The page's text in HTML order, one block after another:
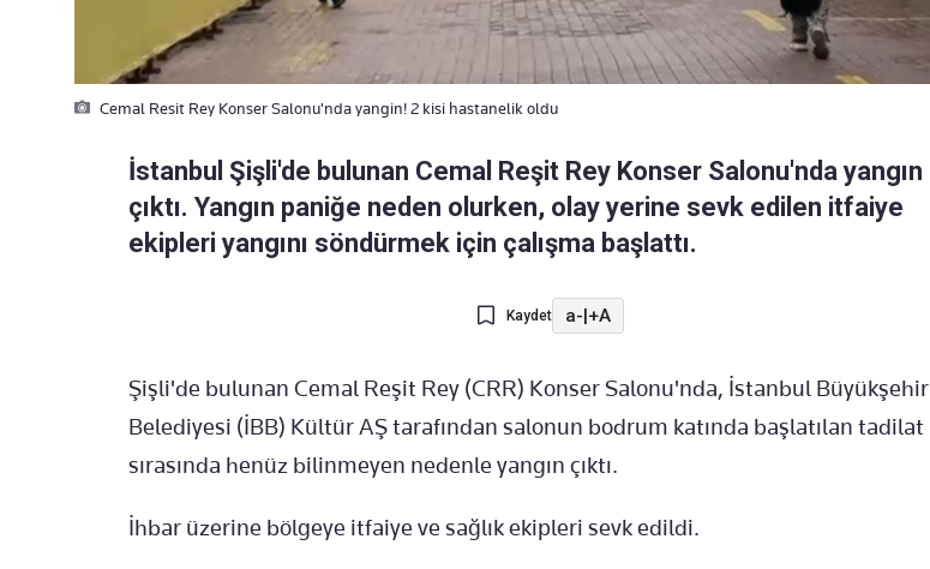
Cemal Resit Rey Konser Salonu'nda yangin! 2 kisi hastanelik oldu
İstanbul Şişli'de bulunan Cemal Reşit Rey Konser Salonu'nda yangın
çıktı. Yangın paniğe neden olurken, olay yerine sevk edilen itfaiye
ekipleri yangını söndürmek için çalışma başlattı.
Kaydet a-|+A
Şişli'de bulunan Cemal Reşit Rey (CRR) Konser Salonu'nda, İstanbul Büyükşehir
Belediyesi (İBB) Kültür AŞ tarafından salonun bodrum katında başlatılan tadilat
sırasında henüz bilinmeyen nedenle yangın çıktı.
İhbar üzerine bölgeye itfaiye ve sağlık ekipleri sevk edildi.